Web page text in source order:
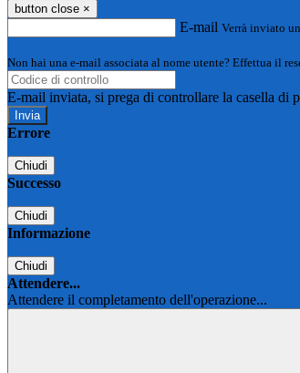
button close ×
E-mail Verrà inviato
Non hai una e-mail associata al nome utente? Effettua il
E-mail inviata, si prega di controllare la casella di
Errore
Chiudi
Successo
Chiudi
Informazione
Chiudi
Attendere...
Attendere il completamento dell'operazione...